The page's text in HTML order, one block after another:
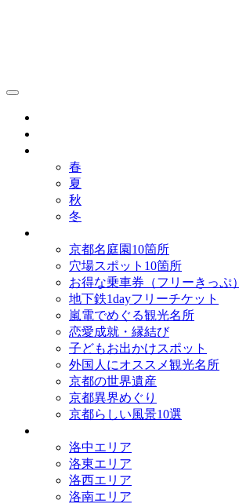
春
夏
秋
冬
京都名庭園10箇所
穴場スポット10箇所
お得な乗車券（フリーきっぷ）
地下鉄1dayフリーチケット
嵐電でめぐる観光名所
恋愛成就・縁結び
子どもお出かけスポット
外国人にオススメ観光名所
京都の世界遺産
京都異界めぐり
京都らしい風景10選
洛中エリア
洛東エリア
洛西エリア
洛南エリア